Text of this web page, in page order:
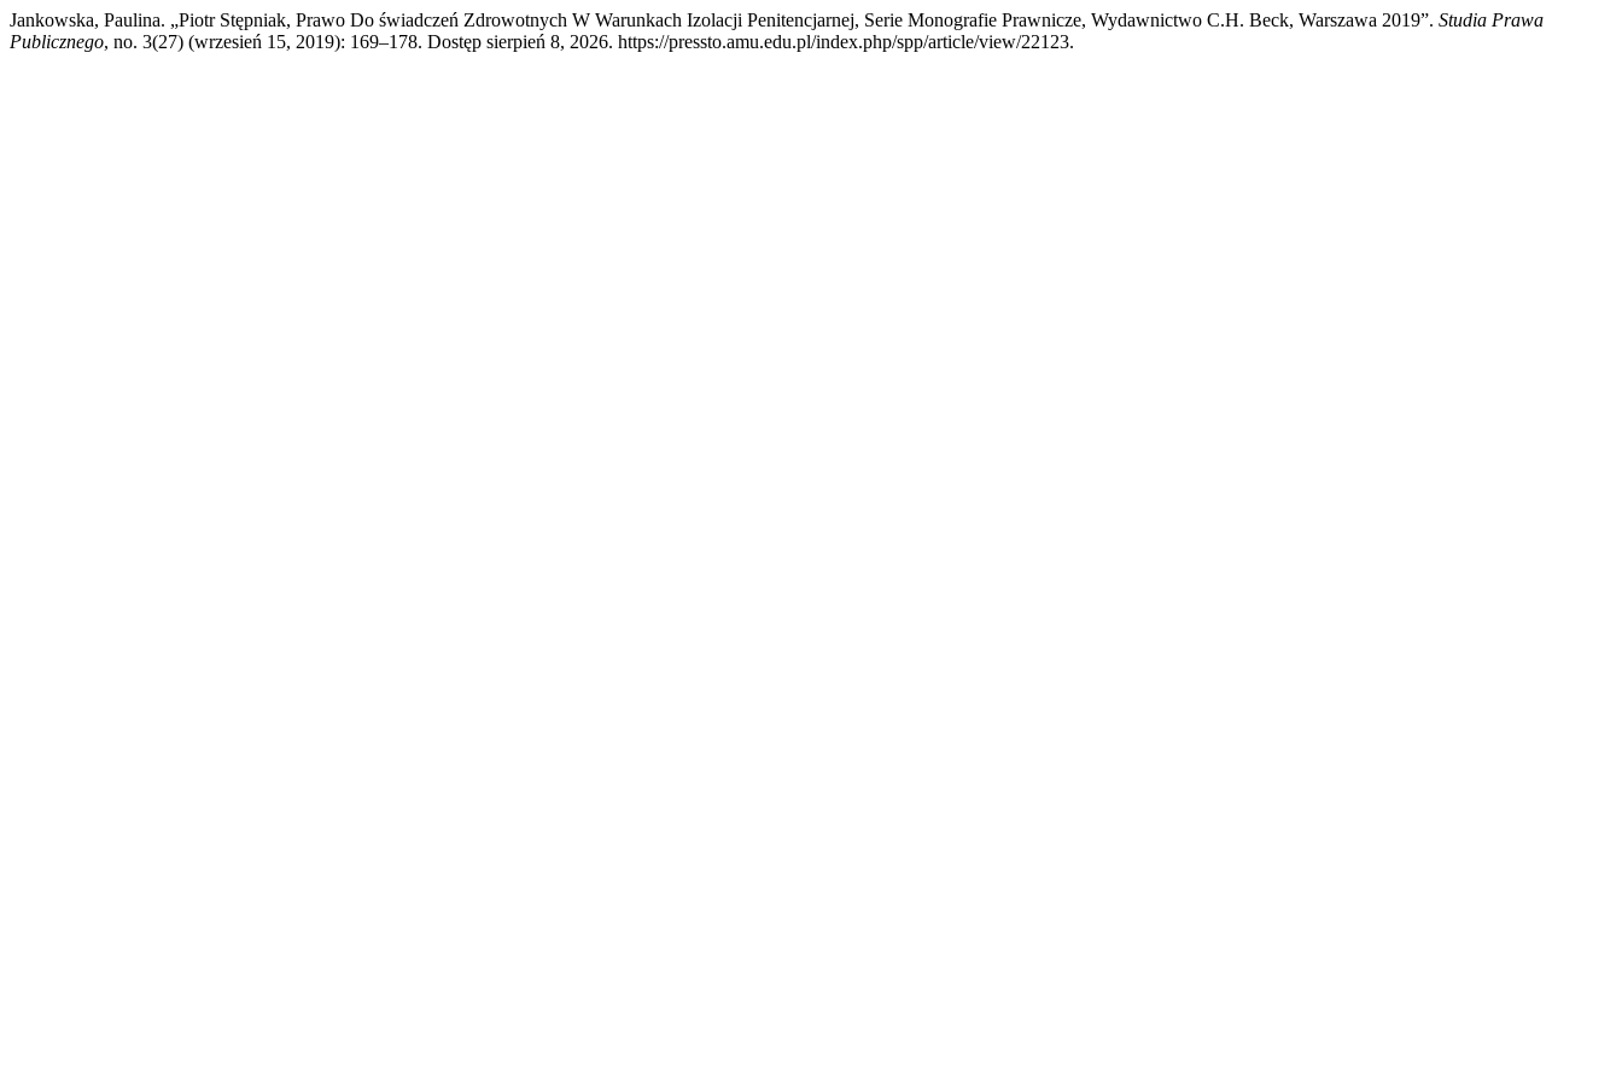
Jankowska, Paulina. „Piotr Stępniak, Prawo Do świadczeń Zdrowotnych W Warunkach Izolacji Penitencjarnej, Serie Monografie Prawnicze, Wydawnictwo C.H. Beck, Warszawa 2019”. Studia Prawa
Publicznego, no. 3(27) (wrzesień 15, 2019): 169–178. Dostęp sierpień 8, 2026. https://pressto.amu.edu.pl/index.php/spp/article/view/22123.